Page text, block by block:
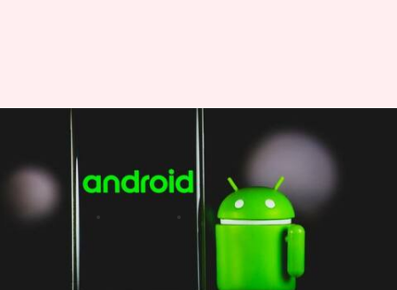
एंड्रॉयड यूजर्स के लिए फाइल्स शेयर
करना हुआ आसान, मिला नया गूगल
प्ले सिस्टम अपडेट
लेखन प्राणेश तिवारी 01:24 pm
क्या है खबर?